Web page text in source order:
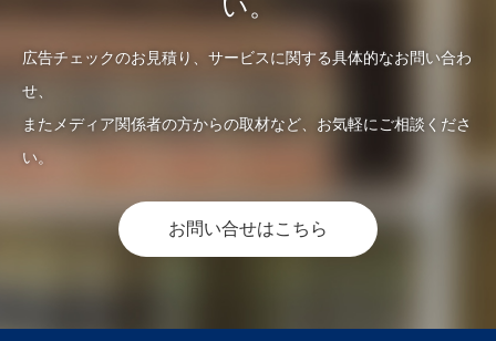
広告チェックのお見積り、サービスに関する具体的なお問い合わ
せ、
またメディア関係者の方からの取材など、お気軽にご相談くださ
い。
お問い合せはこちら